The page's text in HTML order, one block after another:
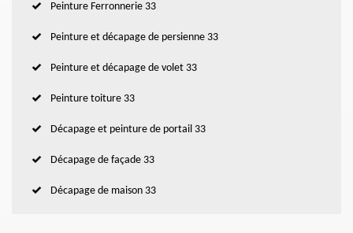
Peinture Ferronnerie 33
Peinture et décapage de persienne 33
Peinture et décapage de volet 33
Peinture toiture 33
Décapage et peinture de portail 33
Décapage de façade 33
Décapage de maison 33